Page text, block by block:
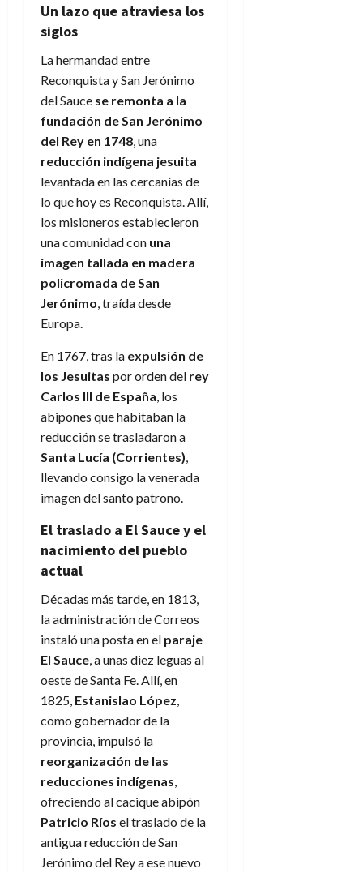
Un lazo que atraviesa los
siglos
La hermandad entre
Reconquista y San Jerónimo
del Sauce se remonta a la
fundación de San Jerónimo
del Rey en 1748 , una
reducción indígena jesuita
levantada en las cercanías de
lo que hoy es Reconquista. Allí,
los misioneros establecieron
una comunidad con una
imagen tallada en madera
policromada de San
Jerónimo , traída desde
Europa.
En 1767, tras la expulsión de
los Jesuitas por orden del rey
Carlos III de España , los
abipones que habitaban la
reducción se trasladaron a
Santa Lucía (Corrientes)
llevando consigo la venerada
imagen del santo patrono.
El traslado a El Sauce y el
nacimiento del pueblo
actual
Décadas más tarde, en 1813,
la administración de Correos
instaló una posta en el paraje
El Sauce , a unas diez leguas al
oeste de Santa Fe. Allí, en
1825, Estanislao López
como gobernador de la
provincia, impulsó la
reorganización de las
reducciones indígenas
ofreciendo al cacique abipón
Patricio Ríos el traslado de la
antigua reducción de San
Jerónimo del Rey a ese nuevo